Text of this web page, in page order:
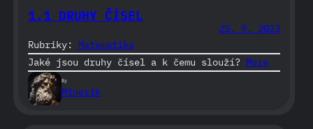
1.1 DRUHY ČÍSEL
25. 9. 2023
Rubriky: Matematika
Jaké jsou druhy čísel a k čemu slouží? More
By
Minerik